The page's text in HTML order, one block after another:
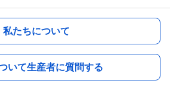
私たちについて
いて生産者に質問する